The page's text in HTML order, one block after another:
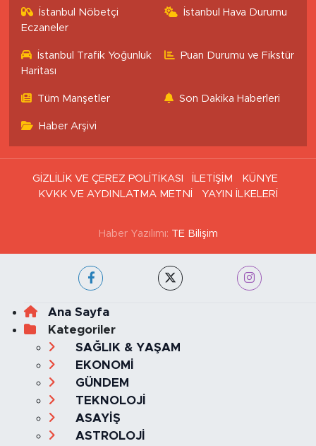
İstanbul Nöbetçi
Eczaneler
İstanbul Hava Durumu
İstanbul Trafik Yoğunluk
Haritası
Puan Durumu ve Fikstür
Tüm Manşetler Son Dakika Haberleri
Haber Arşivi
GİZLİLİK VE ÇEREZ POLİTİKASI İLETİŞİM
KÜNYE
KVKK VE AYDINLATMA METNİ
YAYIN İLKELERİ
Haber Yazılımı: TE Bilişim
Ana Sayfa
Kategoriler
SAĞLIK & YAŞAM
EKONOMİ
GÜNDEM
TEKNOLOJİ
ASAYİŞ
ASTROLOJİ